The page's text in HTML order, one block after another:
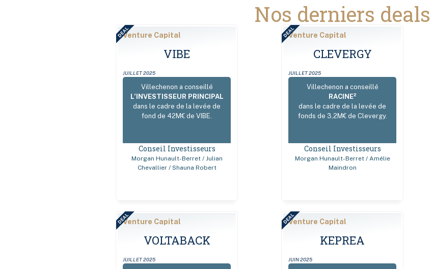
Nos derniers deals
Venture Capital
VIBE
JUILLET 2025
Villechenon a conseillé
L’INVESTISSEUR PRINCIPAL
dans le cadre de la levée de
fond de 42M€ de VIBE.
Conseil Investisseurs
Morgan Hunault-Berret / Julian
Chevallier / Shauna Robert
DEAL Venture Capital
CLEVERGY
JUILLET 2025
Villechenon a conseillé
RACINE²
dans le cadre de la levée de
fonds de 3,2M€ de Clevergy.
Conseil Investisseurs
Morgan Hunault-Berret / Amélie
Maindron
DEAL
Venture Capital
VOLTABACK
JUILLET 2025
DEAL Venture Capital
KEPREA
JUIN 2025
DEAL